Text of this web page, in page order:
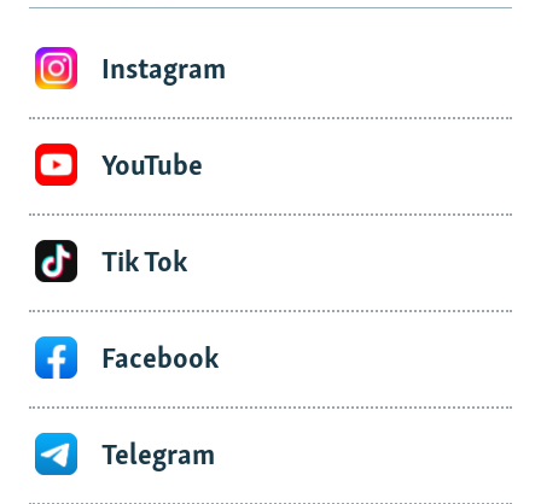
Instagram
YouTube
Tik Tok
Facebook
Telegram